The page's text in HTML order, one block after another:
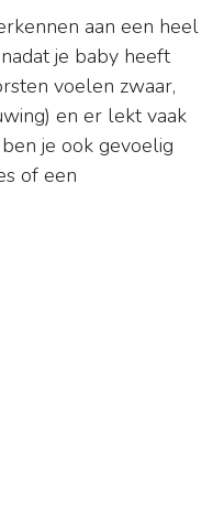
aan een heel
je baby heeft
voelen zwaar,
en er lekt vaak
je ook gevoelig
of een